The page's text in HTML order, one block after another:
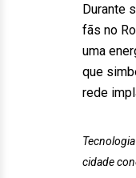
Durante
fãs no
uma
que
rede
cidade